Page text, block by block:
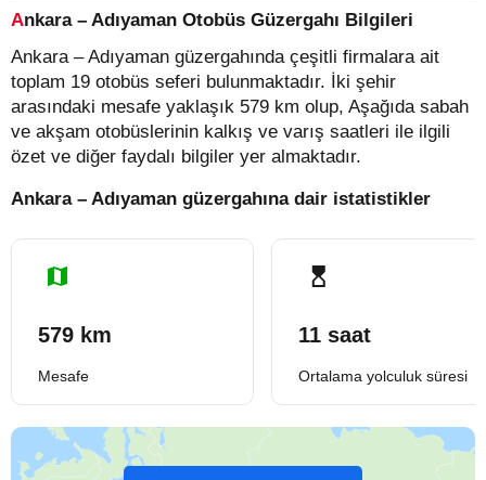
Ankara – Adıyaman Otobüs Güzergahı Bilgileri
Ankara – Adıyaman güzergahında çeşitli firmalara ait
toplam 19 otobüs seferi bulunmaktadır. İki şehir
arasındaki mesafe yaklaşık 579 km olup, Aşağıda sabah
ve akşam otobüslerinin kalkış ve varış saatleri ile ilgili
özet ve diğer faydalı bilgiler yer almaktadır.
Ankara – Adıyaman güzergahına dair istatistikler
579 km
Mesafe
11 saat
Ortalama yolculuk süresi